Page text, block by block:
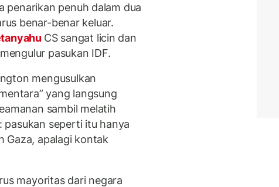
penarikan penuh dalam dua
benar-benar keluar.
CS sangat licin dan
pasukan IDF.
mengusulkan
yang langsung
sambil melatih
pasukan seperti itu hanya
Gaza, apalagi kontak
mayoritas dari negara